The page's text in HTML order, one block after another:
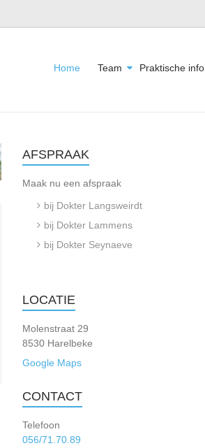
Home Team Praktische info
AFSPRAAK
Maak nu een afspraak
bij Dokter Langsweirdt
bij Dokter Lammens
bij Dokter Seynaeve
LOCATIE
Molenstraat 29
8530 Harelbeke
Google Maps
CONTACT
Telefoon
056/71.70.89